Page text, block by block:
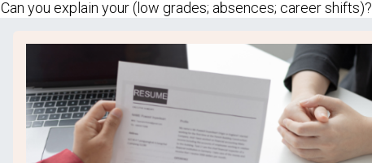
Can you explain your (low grades; absences; career shifts)?